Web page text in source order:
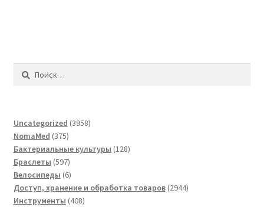
Найти:
Uncategorized 39583958
NomaMed 375375
товаров
Бактериальные культуры 128128
Браслеты 597597
товаров
Велосипеды 66
товаров
Доступ, хранение и обработка товаров 29442944
Инструменты 408408